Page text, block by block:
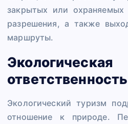
закрытых или
разрешения, а также
маршруты.
Экологическая
Экологический туризм
отношение к природе.